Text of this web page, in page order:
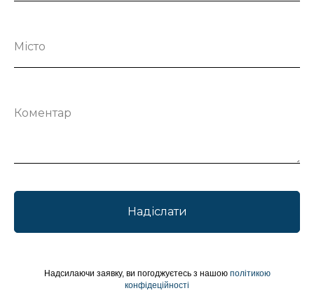
Місто
Коментар
Надіслати
Надсилаючи заявку, ви погоджуєтесь з нашою політикою
конфідеційності